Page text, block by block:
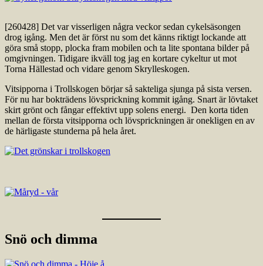
[260428] Det var visserligen några veckor sedan cykelsäsongen
drog igång. Men det är först nu som det känns riktigt lockande att
göra små stopp, plocka fram mobilen och ta lite spontana bilder på
omgivningen. Tidigare ikväll tog jag en kortare cykeltur ut mot
Torna Hällestad och vidare genom Skrylleskogen.
Vitsipporna i Trollskogen börjar så sakteliga sjunga på sista versen.
För nu har bokträdens lövsprickning kommit igång. Snart är lövtaket
skirt grönt och fångar effektivt upp solens energi. Den korta tiden
mellan de första vitsipporna och lövsprickningen är onekligen en av
de härligaste stunderna på hela året.
Snö och dimma